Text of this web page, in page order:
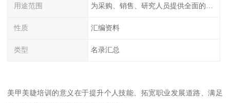
用途范围
性质 汇编资料
类型 名录汇总
美甲美睫培训的意义在于提升个人技能、拓宽职业发展道路、满足